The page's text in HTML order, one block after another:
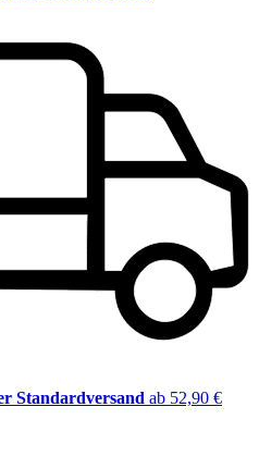
Standardversand ab 52,90 €